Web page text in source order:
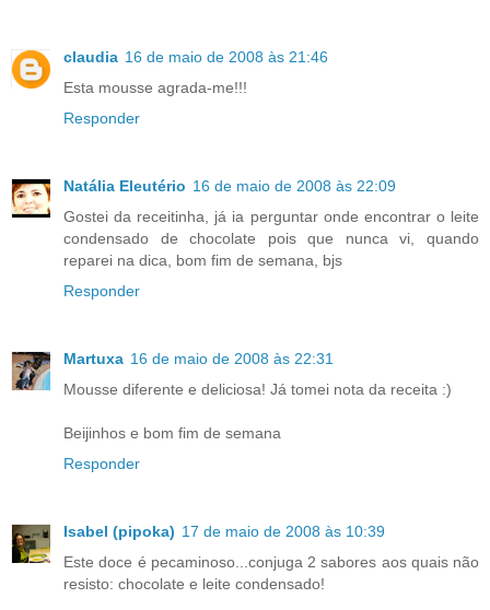
claudia 16 de maio de 2008 às 21:46
Esta mousse agrada-me!!!
Responder
Natália Eleutério 16 de maio de 2008 às 22:09
Gostei da receitinha, já ia perguntar onde encontrar o leite
condensado de chocolate pois que nunca vi, quando
reparei na dica, bom fim de semana, bjs
Responder
Martuxa 16 de maio de 2008 às 22:31
Mousse diferente e deliciosa! Já tomei nota da receita :)
Beijinhos e bom fim de semana
Responder
Isabel (pipoka) 17 de maio de 2008 às 10:39
Este doce é pecaminoso...conjuga 2 sabores aos quais não
resisto: chocolate e leite condensado!